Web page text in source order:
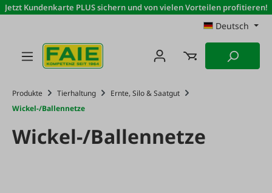
Zum Hauptinhalt springen
Jetzt Kundenkarte PLUS sichern und von vielen Vorteilen profitieren!
Deutsch
Produkte Tierhaltung
Ernte, Silo & Saatgut
Wickel-/Ballennetze
Wickel-/Ballennetze